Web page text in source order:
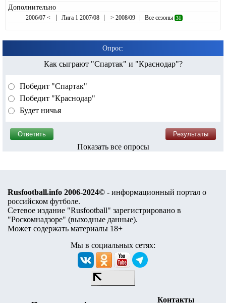
Дополнительно
2006/07 < | Лига 1 2007/08 | > 2008/09 | Все сезоны 31
Опрос:
Как сыграют "Спартак" и "Краснодар"?
Победит "Спартак"
Победит "Краснодар"
Будет ничья
Показать все опросы
Rusfootball.info 2006-2024© - информационный портал о
российском футболе.
Сетевое издание "Rusfootball" зарегистрировано в
"Роскомнадзоре" (выходные данные).
Может содержать материалы 18+
Мы в социальных сетях:
Контакты